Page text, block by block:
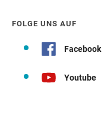
FOLGE UNS AUF
Facebook
Youtube